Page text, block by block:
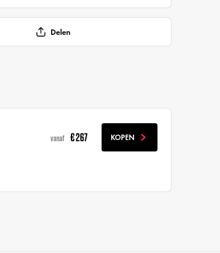
Delen
vanaf € 267 KOPEN